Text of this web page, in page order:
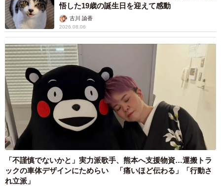
い政策を実現してくれることだ、ということを認識する必
要があると思います。
悟した19歳の誕生日を迎えて感動
古川 諭香
2026.08.06
「不謹慎でないかと」実力派歌手、熊本へ支援物資…運搬トラ
ックの車体デザインにためらい 「痛いほど伝わる」「行動さ
れ立派」